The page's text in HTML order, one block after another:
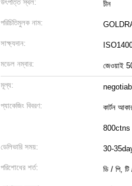
উৎপত্তি স্থল: চীন
পরিচিতিমুলক নাম:
সাক্ষ্যদান:
মডেল নম্বার: জেওয়াই
মূল্য:
প্যাকেজিং বিবরণ: কার্টন আকার:
800ctns
ডেলিভারি সময়: 30-
পরিশোধের শর্ত: ডি / পি, টি